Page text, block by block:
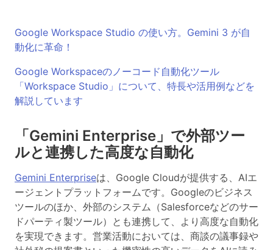
Google Workspace Studio の使い方。Gemini 3 が自
動化に革命！
Google Workspaceのノーコード自動化ツール
「Workspace Studio」について、特長や活用例などを
解説しています
「Gemini Enterprise」で外部ツー
ルと連携した高度な自動化
Gemini Enterpriseは、Google Cloudが提供する、AIエ
ージェントプラットフォームです。Googleのビジネス
ツールのほか、外部のシステム（Salesforceなどのサー
ドパーティ製ツール）とも連携して、より高度な自動化
を実現できます。営業活動においては、商談の議事録や